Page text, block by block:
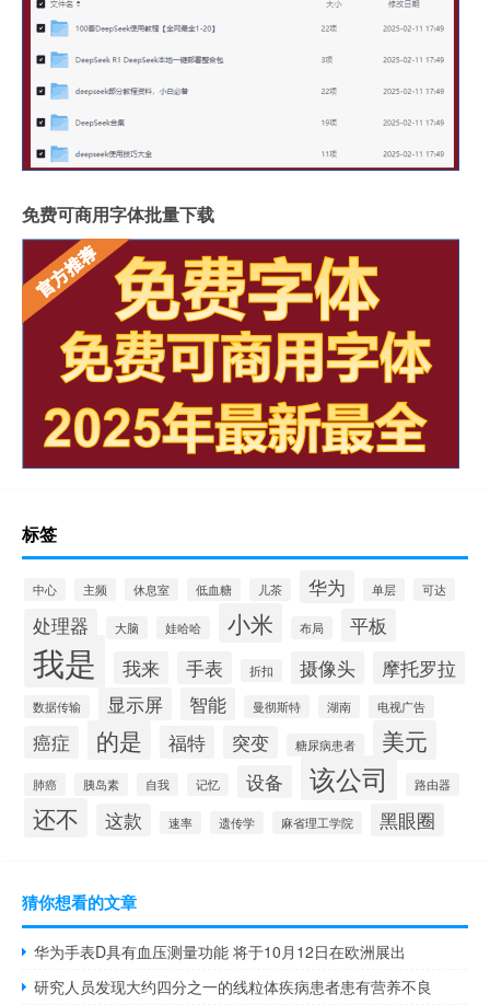
免费可商用字体批量下载
标签
中心 主频 休息室 低血糖 儿茶 华为 单层 可达
处理器 大脑 娃哈哈 小米 布局 平板
我是 我来 手表 折扣 摄像头 摩托罗拉
数据传输 显示屏 智能 曼彻斯特 湖南 电视广告
癌症 的是 福特 突变 糖尿病患者 美元
肺癌 胰岛素 自我 记忆 设备 该公司 路由器
还不 这款 速率 遗传学 麻省理工学院 黑眼圈
猜你想看的文章
华为手表D具有血压测量功能 将于10月12日在欧洲展出
研究人员发现大约四分之一的线粒体疾病患者患有营养不良